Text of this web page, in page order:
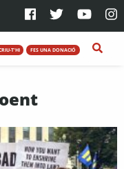
T'HI FES UNA DONACIÓ